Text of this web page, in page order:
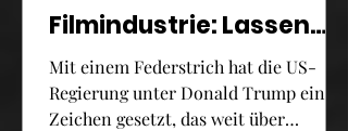
Filmindustrie: Lassen
sich Protektionismus
und Kultur vereinbaren?
Mit einem Federstrich hat die US-
Regierung unter Donald Trump ein
Zeichen gesetzt, das weit über